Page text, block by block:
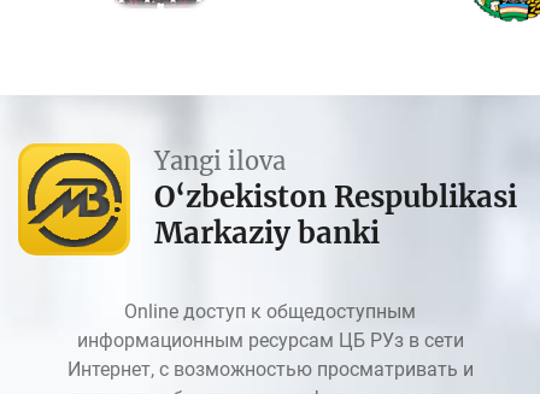
Yangi ilova
O‘zbekiston Respublikasi
Markaziy banki
Online доступ к общедоступным
информационным ресурсам ЦБ РУз в сети
Интернет, с возможностью просматривать и